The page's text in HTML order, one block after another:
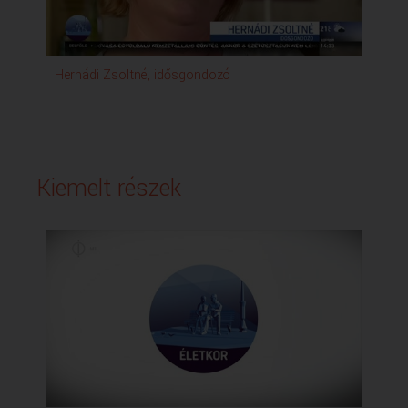
Hernádi Zsoltné, idősgondozó
Kiemelt részek